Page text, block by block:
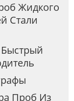
Жидкого
Стали
Проб Из